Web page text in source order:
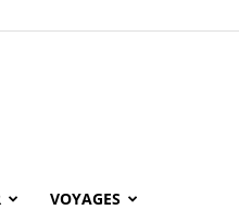
VOYAGES